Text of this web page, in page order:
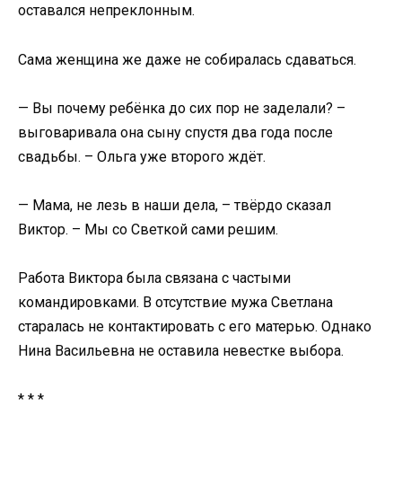
оставался непреклонным.
Сама женщина же даже не собиралась сдаваться.
— Вы почему ребёнка до сих пор не заделали? –
выговаривала она сыну спустя два года после
свадьбы. – Ольга уже второго ждёт.
— Мама, не лезь в наши дела, – твёрдо сказал
Виктор. – Мы со Светкой сами решим.
Работа Виктора была связана с частыми
командировками. В отсутствие мужа Светлана
старалась не контактировать с его матерью. Однако
Нина Васильевна не оставила невестке выбора.
* * *